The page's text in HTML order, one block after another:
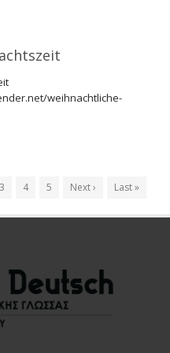
weihnachtliche-
3 4 5 Next › Last »